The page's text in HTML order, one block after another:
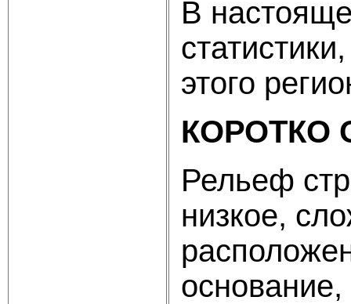
В
этого
КОРОТКО
Рельеф
низкое,